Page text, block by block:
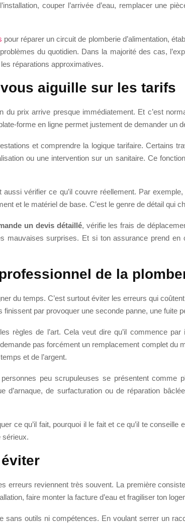
couper l’arrivée d’eau, remplacer une
pour réparer un circuit de plomberie d’alimentation,
du quotidien. Dans la majorité des cas,
réparations approximatives.
aiguille sur les tarifs
du prix arrive presque immédiatement. Et c’est
forme en ligne permet justement de demander un
et comprendre la logique tarifaire. Certains
ou une intervention sur un sanitaire. Ce
vérifier ce qu’il couvre réellement. Par
et le matériel de base. C’est le genre de détail qui
un devis détaillé, vérifie les frais de
mauvaises surprises. Et si ton assurance prend
de la
du temps. C’est surtout éviter les erreurs qui
par provoquer une seconde panne, une fuite
règles de l’art. Cela veut dire qu’il commence
pas forcément un remplacement complet
et de l’argent.
peu scrupuleuses se présentent comme
d’arnaque, de surfacturation ou de réparation
ce qu’il fait, pourquoi il le fait et ce qu’il te
sérieux.
erreurs reviennent très souvent. La première
faire monter la facture d’eau et fragiliser ton
sans outils ni compétences. En voulant serrer un